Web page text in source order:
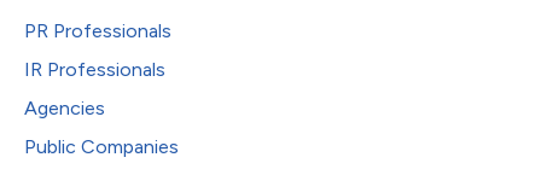
PR Professionals
IR Professionals
Agencies
Public Companies